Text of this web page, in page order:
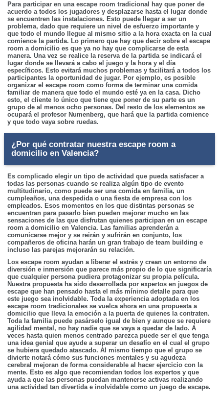
Para participar en una escape room tradicional hay que poner de
acuerdo a todos los jugadores y desplazarse hasta el lugar donde
se encuentren las instalaciones. Esto puede llegar a ser un
problema, dado que requiere un nivel de esfuerzo importante y
que todo el mundo llegue al mismo sitio a la hora exacta en la cual
comience la partida. Lo primero que hay que decir sobre el escape
room a domicilio es que ya no hay que complicarse de esta
manera. Una vez se realice la reserva de la partida se indicará el
lugar donde se llevará a cabo el juego y la hora y el día
específicos. Esto evitará muchos problemas y facilitará a todos los
participantes la oportunidad de jugar. Por ejemplo, es posible
organizar el escape room como forma de terminar una comida
familiar de manera que todo el mundo esté ya en la casa. Dicho
esto, el cliente lo único que tiene que poner de su parte es un
grupo de al menos ocho personas. Del resto de los elementos se
ocupará el profesor Numenberg, que hará que la partida comience
y que todo vaya sobre ruedas.
¿Por qué contratar nuestra escape room a
domicilio en Valencia?
Es complicado elegir un tipo de actividad que pueda satisfacer a
todas las personas cuando se realiza algún tipo de evento
multitudinario, como puede ser una comida en familia, un
cumpleaños, una despedida o una fiesta de empresa con los
empleados. Esos momentos en los que distintas personas se
encuentran para pasarlo bien pueden mejorar mucho en las
sensaciones de las que disfrutan quienes participan en un escape
room a domicilio en Valencia. Las familias aprenderán a
comunicarse mejor y se reirán y sufrirán en conjunto, los
compañeros de oficina harán un gran trabajo de team building e
incluso las parejas mejorarán su relación.
Los escape room ayudan a liberar el estrés y crean un entorno de
diversión e inmersión que parece más propio de lo que significaría
que cualquier persona pudiera protagonizar su propia película.
Nuestra propuesta ha sido desarrollada por expertos en juegos de
escape que han pensado hasta el más mínimo detalle para que
este juego sea inolvidable. Toda la experiencia adoptada en los
escape room tradicionales se vuelca ahora en una propuesta a
domicilio que lleva la emoción a la puerta de quienes la contraten.
Toda la familia puede pasárselo igual de bien y aunque se requiere
agilidad mental, no hay nadie que se vaya a quedar de lado. A
veces hasta quien menos centrado parezca puede ser el que tenga
una idea genial que ayude a superar un desafío en el cual el grupo
se hubiera quedado atascado. Al mismo tiempo que el grupo se
divierte notará cómo sus funciones mentales y su agudeza
cerebral mejoran de forma considerable al hacer ejercicio con la
mente. Esto es algo que recomiendan todos los expertos y que
ayuda a que las personas puedan mantenerse activas realizando
una actividad tan divertida e inolvidable como un juego de escape.